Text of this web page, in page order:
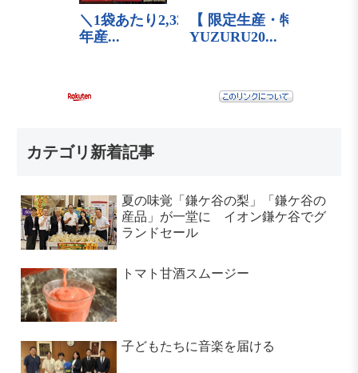
カテゴリ新着記事
夏の味覚「鎌ケ谷の梨」「鎌ケ谷の
産品」が一堂に イオン鎌ケ谷でグ
ランドセール
トマト甘酒スムージー
子どもたちに音楽を届ける